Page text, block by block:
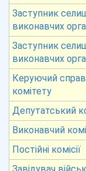
Заступник
виконавчих
Заступник
виконавчих
Керуючий
комітету
Депутатський
Виконавчий
Постійні комісії
Завідувач